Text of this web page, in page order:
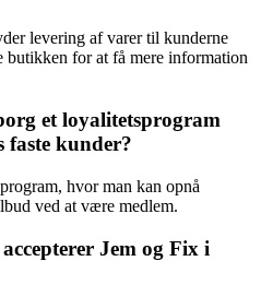
levering af varer til kunderne
butikken for at få mere information
et loyalitetsprogram
faste kunder?
hvor man kan opnå
ved at være medlem.
Jem og Fix i